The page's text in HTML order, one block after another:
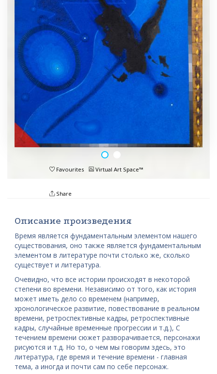
Favourites Virtual Art Space™
Share
Описание произведения
Время является фундаментальным элементом нашего
существования, оно также является фундаментальным
элементом в литературе почти столько же, сколько
существует и литература.
Очевидно, что все истории происходят в некоторой
степени во времени. Независимо от того, как история
может иметь дело со временем (например,
хронологическое развитие, повествование в реальном
времени, ретроспективные кадры, ретроспективные
кадры, случайные временные прогрессии и т.д.), С
течением времени сюжет разворачивается, персонажи
рисуются и т.д. Но то, о чем мы говорим здесь, это
литература, где время и течение времени - главная
тема, а иногда и почти сам по себе персонаж.